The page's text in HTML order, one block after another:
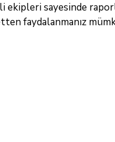
ekipleri sayesinde
faydalanmanız